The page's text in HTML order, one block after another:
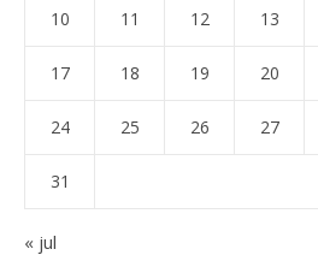
10 11 12 13
17 18 19 20
24 25 26 27
31
« jul